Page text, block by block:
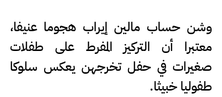
وشن حساب مالين إيراب هجوما عنيفا،
معتبرا أن التركيز المفرط على طفلات
صغيرات في حفل تخرجهن يعكس سلوكا
طفوليا خبيثا.